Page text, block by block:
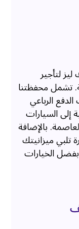
لتأجير
تشمل محفظتنا
الرباعي
إلى السيارات
بالإضافة
تلبي ميزانيتك
الخيارات